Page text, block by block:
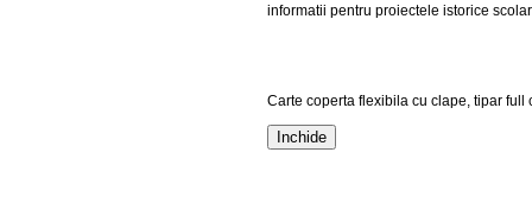
informatii pentru proiectele istorice
Carte coperta flexibila cu clape, tipar full
Inchide